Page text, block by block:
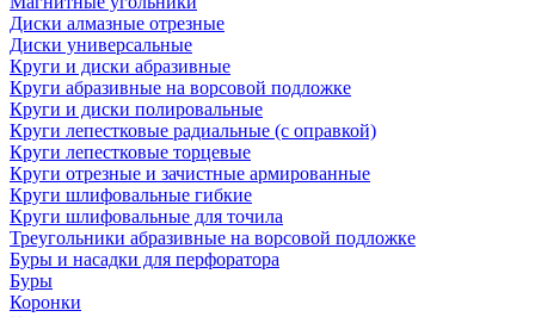
Диски алмазные отрезные
Диски универсальные
Круги и диски абразивные
Круги абразивные на ворсовой подложке
Круги и диски полировальные
Круги лепестковые радиальные (с оправкой)
Круги лепестковые торцевые
Круги отрезные и зачистные армированные
Круги шлифовальные гибкие
Круги шлифовальные для точила
Треугольники абразивные на ворсовой подложке
Буры и насадки для перфоратора
Буры
Коронки